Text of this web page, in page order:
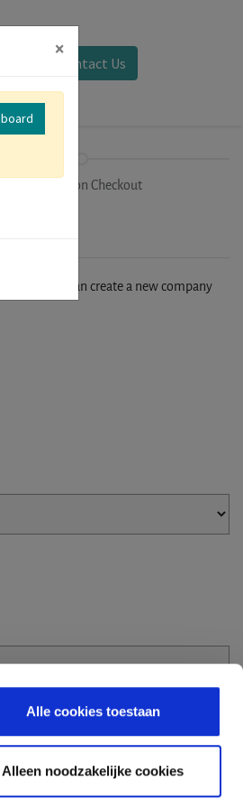
Alle cookies toestaan
Alleen noodzakelijke cookies
Contact Us
Registration Checkout
you can create a new company
×